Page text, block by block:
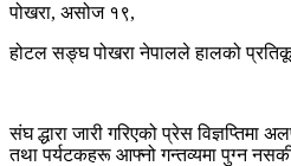
पोखरा, असोज १९,
होटल सङ्घ पोखरा नेपालले हालको
संघ द्धारा जारी गरिएको प्रेस
तथा पर्यटकहरू आफ्नो गन्तव्यमा पुग्न